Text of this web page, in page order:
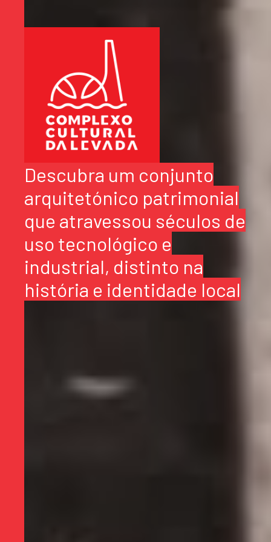
Descubra um conjunto
arquitetónico patrimonial
que atravessou séculos de
uso tecnológico e
industrial, distinto na
história e identidade local